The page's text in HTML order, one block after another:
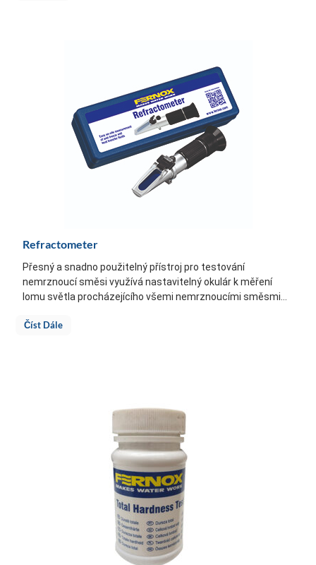
Refractometer
Přesný a snadno použitelný přístroj pro testování
nemrznoucí směsi využívá nastavitelný okulár k měření
lomu světla procházejícího všemi nemrznoucími směsmi...
Číst Dále